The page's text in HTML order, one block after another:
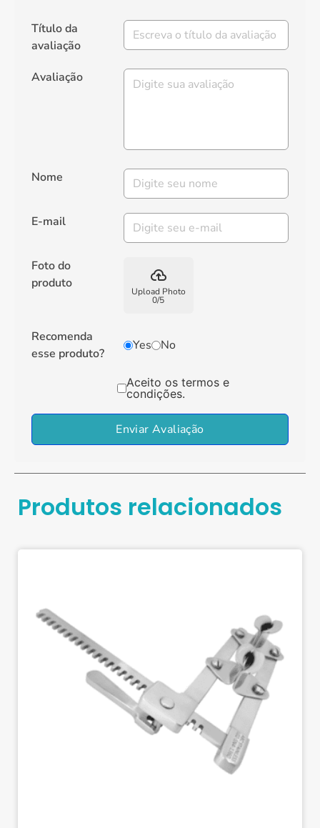
Título da
avaliação
Avaliação
Nome
E-mail
Foto do
produto
backup
Upload Photo
0/5
Recomenda
esse produto?
Yes No
Aceito os termos e
condições.
Enviar Avaliação
Produtos relacionados